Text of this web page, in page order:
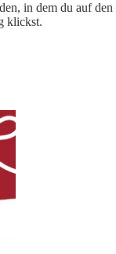
in dem du auf den
klickst.